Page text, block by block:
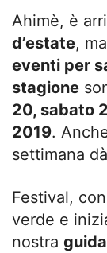
Ahimè, è
d’estate,
eventi per
stagione
20, sabato
2019.
settimana
Festival,
verde e
nostra